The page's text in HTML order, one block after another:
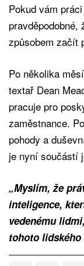
Pokud vám
pravděpodobné,
způsobem začít
Po několika
textař Dean
pracuje pro
zaměstnance.
pohody a
je nyní součástí
„Myslím, že
inteligence,
vedenému
tohoto lidského